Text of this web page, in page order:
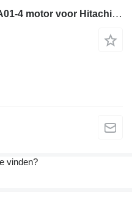
Isuzu 6WG1XAB - 6WG1-XQA01-4 motor voor Hitachi ZX600 ZX650H ZX600LC graafmachine
vinden?